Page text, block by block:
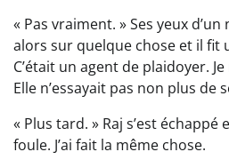
« Pas vraiment. » Ses yeux
alors sur quelque chose et il fit
C’était un agent de plaidoyer.
Elle n’essayait pas non plus de
« Plus tard. » Raj s’est échappé
foule. J’ai fait la même chose.